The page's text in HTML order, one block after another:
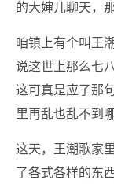
的大婶儿聊天，
咱镇上有个叫王
说这世上那么七
这可真是应了那
里再乱也乱不到
这天，王潮歌家
了各式各样的东